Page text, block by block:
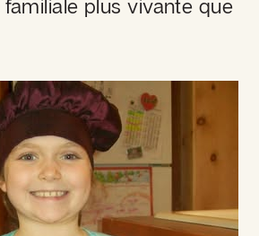
familiale plus vivante que